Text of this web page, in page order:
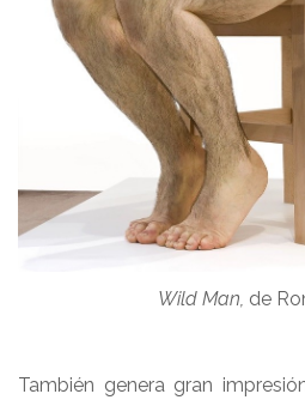
Wild Man, de
También genera gran